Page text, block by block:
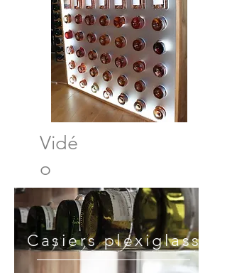
Vidé
o
Casiers plexiglass